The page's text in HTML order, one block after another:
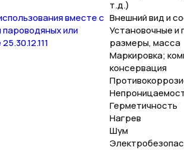
вместе с
или
т.д.)
Внешний вид и
Установочные и
размеры, масса
Маркировка;
консервация
Герметичность
Нагрев
Шум